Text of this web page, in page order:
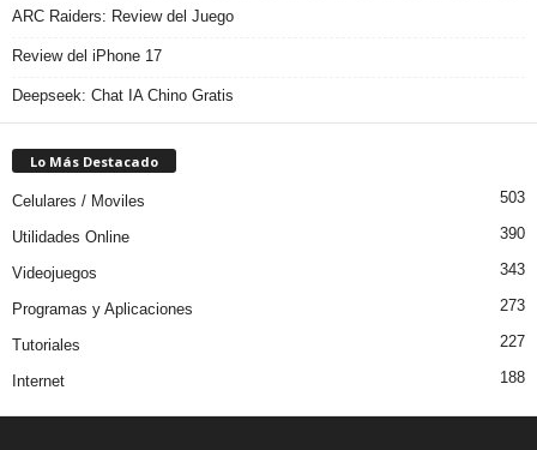
ARC Raiders: Review del Juego
Review del iPhone 17
Deepseek: Chat IA Chino Gratis
Lo Más Destacado
Celulares / Moviles 503
Utilidades Online 390
Videojuegos 343
Programas y Aplicaciones 273
Tutoriales 227
Internet 188